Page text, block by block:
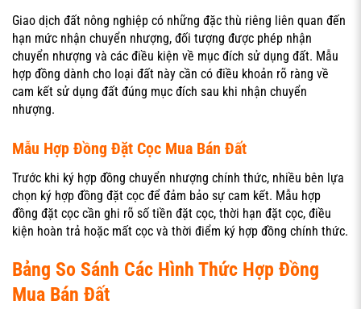
Giao dịch đất nông nghiệp có những đặc thù riêng liên quan đến
hạn mức nhận chuyển nhượng, đối tượng được phép nhận
chuyển nhượng và các điều kiện về mục đích sử dụng đất. Mẫu
hợp đồng dành cho loại đất này cần có điều khoản rõ ràng về
cam kết sử dụng đất đúng mục đích sau khi nhận chuyển
nhượng.
Mẫu Hợp Đồng Đặt Cọc Mua Bán Đất
Trước khi ký hợp đồng chuyển nhượng chính thức, nhiều bên lựa
chọn ký hợp đồng đặt cọc để đảm bảo sự cam kết. Mẫu hợp
đồng đặt cọc cần ghi rõ số tiền đặt cọc, thời hạn đặt cọc, điều
kiện hoàn trả hoặc mất cọc và thời điểm ký hợp đồng chính thức.
Bảng So Sánh Các Hình Thức Hợp Đồng
Mua Bán Đất